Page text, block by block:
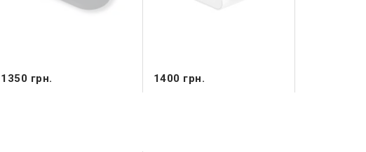
1350 грн. 1400 грн.